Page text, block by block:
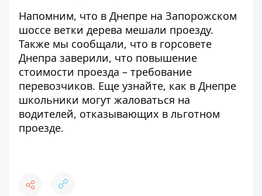
Напомним, что в Днепре на Запорожском
шоссе ветки дерева мешали проезду.
Также мы сообщали, что в горсовете
Днепра заверили, что повышение
стоимости проезда – требование
перевозчиков. Еще узнайте, как в Днепре
школьники могут жаловаться на
водителей, отказывающих в льготном
проезде.